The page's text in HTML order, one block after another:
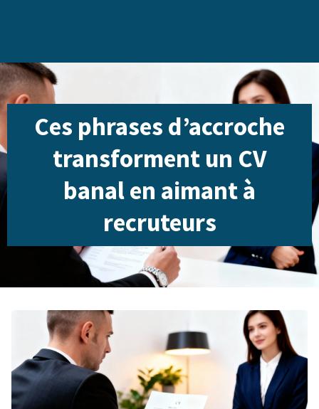
Ces phrases d’accroche
transforment un CV
banal en aimant à
recruteurs